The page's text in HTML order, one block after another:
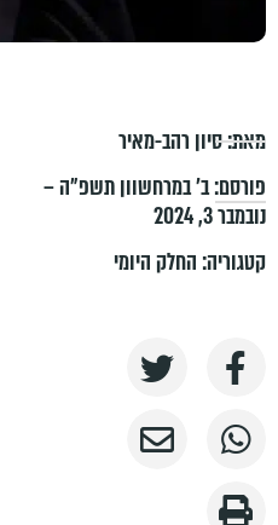
מאת:סיון רהב-מאיר
פורסם:ב׳ במרחשוון תשפ״ה –
נובמבר 3, 2024
קטגוריה:החלק היומי